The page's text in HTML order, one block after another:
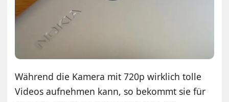
Während die Kamera mit 720p wirklich tolle
Videos aufnehmen kann, so bekommt sie für